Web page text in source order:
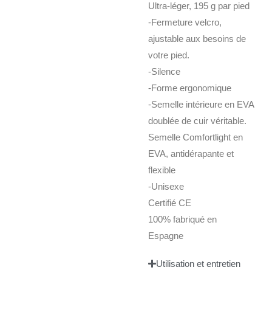
Ultra-léger, 195 g par pied
-Fermeture velcro,
ajustable aux besoins de
votre pied.
-Silence
-Forme ergonomique
-Semelle intérieure en EVA
doublée de cuir véritable.
Semelle Comfortlight en
EVA, antidérapante et
flexible
-Unisexe
Certifié CE
100% fabriqué en
Espagne
Utilisation et entretien